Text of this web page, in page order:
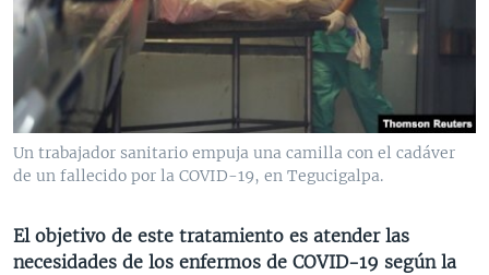
VENEZUELA
BRASIL
NICARAGUA
ECONOMÍA
ENTRETENIMIENTO Y CULTURA
TECNOLOGÍA
DEPORTES
CIENCIA Y SALUD
MULTIMEDIA
VIDEOS
FOTOGRAFÍA
AUDIOS
PROGRAMAS TV
EL MUNDO AL DÍA
FORO INTERAMERICANO
VISIÓN 360
PANORAMA
RADIO
AVANCE INFORMATIVO
AUDIONOTICIAS
ESTADOS UNIDOS AL DÍA
DIRECT
DOCUMENTALES DE LA VOA
Learning English
Un trabajador sanitario empuja una camilla con el cadáver
de un fallecido por la COVID-19, en Tegucigalpa.
El objetivo de este tratamiento es atender las
necesidades de los enfermos de COVID-19 según la